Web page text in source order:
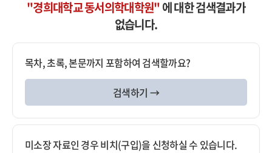
"경희대학교 동서의학대학원"에 대한 검색결과가
없습니다.
목차, 초록, 본문까지 포함하여 검색할까요?
검색하기 →
미소장 자료인 경우 비치(구입)을 신청하실 수 있습니다.